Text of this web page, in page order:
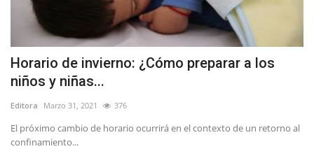
Horario de invierno: ¿Cómo preparar a los
niños y niñas...
Editora Marzo 31, 2021 376
El próximo cambio de horario ocurrirá en el contexto de un retorno al
confinamiento...